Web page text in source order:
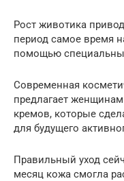
Рост животика
период самое время
помощью
Современная
предлагает
кремов, которые
для будущего
Правильный уход
месяц кожа смогла